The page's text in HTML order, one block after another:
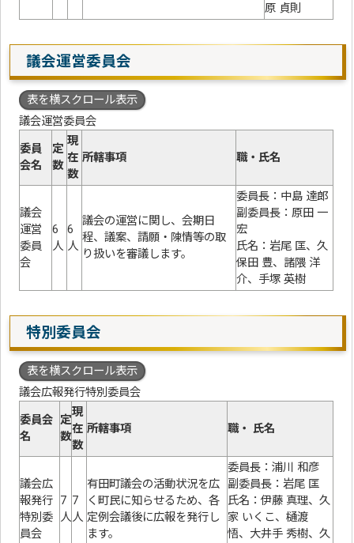
原 貞則
議会運営委員会
表を横スクロール表示
議会運営委員会
委員
会名
定
数
現
在
数
所轄事項 職・氏名
議会
運営
委員
会
6
人
6
人
議会の運営に関し、会期日
程、議案、請願・陳情等の取
り扱いを審議します。
委員長：中島 達郎
副委員長：原田 一
宏
氏名：岩尾 匡、久
保田 豊、諸隈 洋
介、手塚 英樹
特別委員会
表を横スクロール表示
議会広報発行特別委員会
委員会
名
定
数
現
在
数
所轄事項 職・ 氏名
議会広
報発行
特別委
員会
7
人
7
人
有田町議会の活動状況を広
く町民に知らせるため、各
定例会議後に広報を発行し
ます。
委員長：浦川 和彦
副委員長：岩尾 匡
氏名：伊藤 真理、久
家 いくこ、樋渡
悟、大井手 秀樹、久